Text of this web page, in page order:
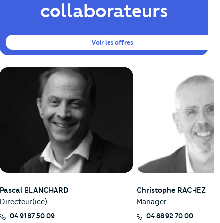
collaborateurs
Voir les offres
Pascal BLANCHARD
Directeur(ice)
04 91 87 50 09
Christophe RACHEZ
Manager
04 88 92 70 00